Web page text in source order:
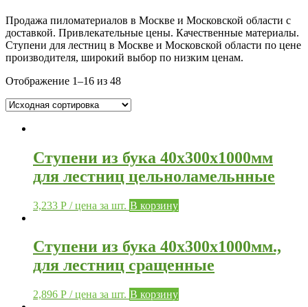
Продажа пиломатериалов в Москве и Московской области с
доставкой. Привлекательные цены. Качественные материалы.
Ступени для лестниц в Москве и Московской области по цене
производителя, широкий выбор по низким ценам.
Отображение 1–16 из 48
Ступени из бука 40х300х1000мм
для лестниц цельноламельнные
3,233 Р / цена за шт. В корзину
Ступени из бука 40х300х1000мм.,
для лестниц сращенные
2,896 Р / цена за шт. В корзину